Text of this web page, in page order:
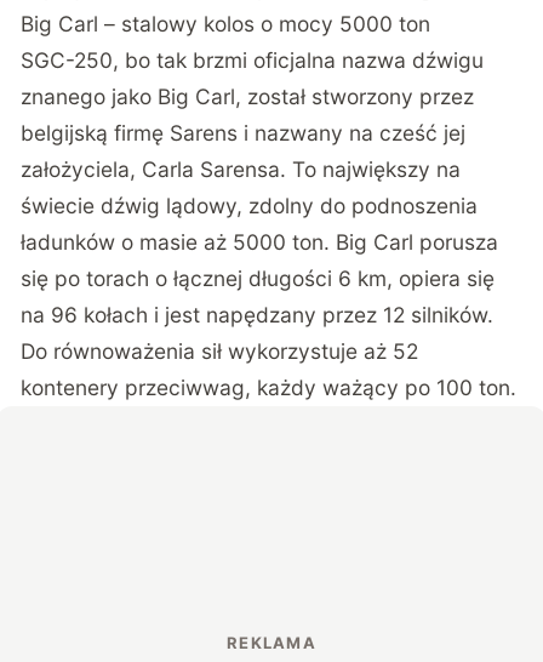
Big Carl – stalowy kolos o mocy 5000 ton
SGC-250, bo tak brzmi oficjalna nazwa dźwigu
znanego jako Big Carl, został stworzony przez
belgijską firmę Sarens i nazwany na cześć jej
założyciela, Carla Sarensa. To największy na
świecie dźwig lądowy, zdolny do podnoszenia
ładunków o masie aż 5000 ton. Big Carl porusza
się po torach o łącznej długości 6 km, opiera się
na 96 kołach i jest napędzany przez 12 silników.
Do równoważenia sił wykorzystuje aż 52
kontenery przeciwwag, każdy ważący po 100 ton.